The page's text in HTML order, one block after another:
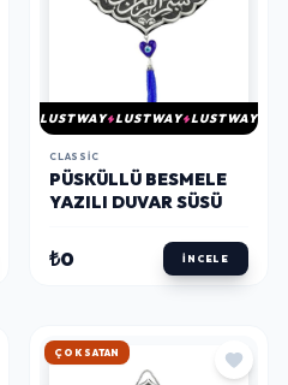
LUSTWAY LUSTWAY LUSTWAY
CLASSIC
PÜSKÜLLÜ BESMELE
YAZILI DUVAR SÜSÜ
₺0 İNCELE
HIZLI KARGO